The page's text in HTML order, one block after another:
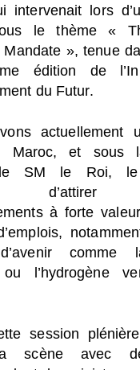
intervenait lors
le thème «
Mandate », tenue
édition de
du Futur.
actuellement
Maroc, et sous
SM le Roi, le
d’attirer
à forte
comme
ou l’hydrogène
session
scène avec